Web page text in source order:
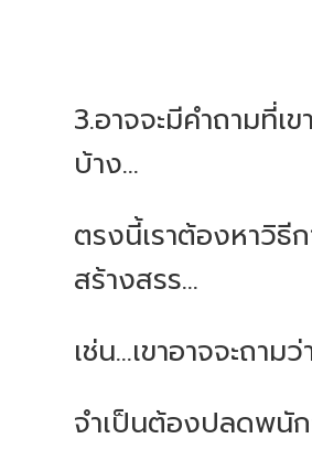
3.อาจจะมีคำถามที่เข
บ้าง...
ตรงนี้เราต้องหาวิธี
สร้างสรร...
เช่น...เขาอาจจะถามว่
จำเป็นต้องปลดพนั